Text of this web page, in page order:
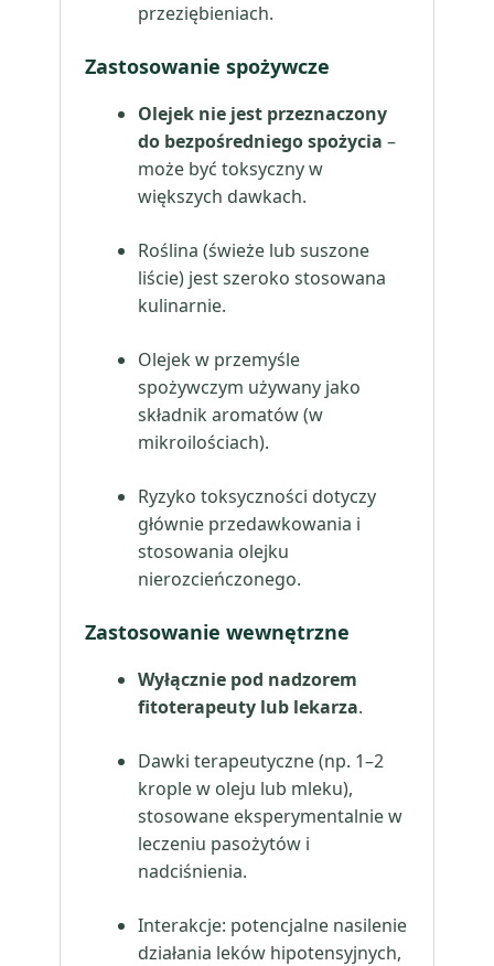
przeziębieniach.
Zastosowanie spożywcze
Olejek nie jest przeznaczony
do bezpośredniego spożycia –
może być toksyczny w
większych dawkach.
Roślina (świeże lub suszone
liście) jest szeroko stosowana
kulinarnie.
Olejek w przemyśle
spożywczym używany jako
składnik aromatów (w
mikroilościach).
Ryzyko toksyczności dotyczy
głównie przedawkowania i
stosowania olejku
nierozcieńczonego.
Zastosowanie wewnętrzne
Wyłącznie pod nadzorem
fitoterapeuty lub lekarza.
Dawki terapeutyczne (np. 1–2
krople w oleju lub mleku),
stosowane eksperymentalnie w
leczeniu pasożytów i
nadciśnienia.
Interakcje: potencjalne nasilenie
działania leków hipotensyjnych,